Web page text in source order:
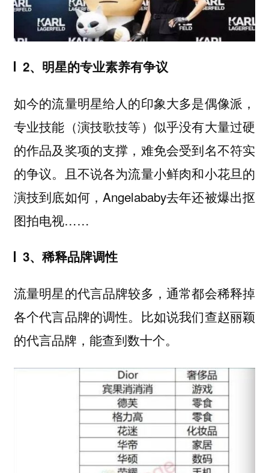
2、明星的专业素养有争议
如今的流量明星给人的印象大多是偶像派，
专业技能（演技歌技等）似乎没有大量过硬
的作品及奖项的支撑，难免会受到名不符实
的争议。且不说各为流量小鲜肉和小花旦的
演技到底如何，Angelababy去年还被爆出抠
图拍电视……
3、稀释品牌调性
流量明星的代言品牌较多，通常都会稀释掉
各个代言品牌的调性。比如说我们查赵丽颖
的代言品牌，能查到数十个。